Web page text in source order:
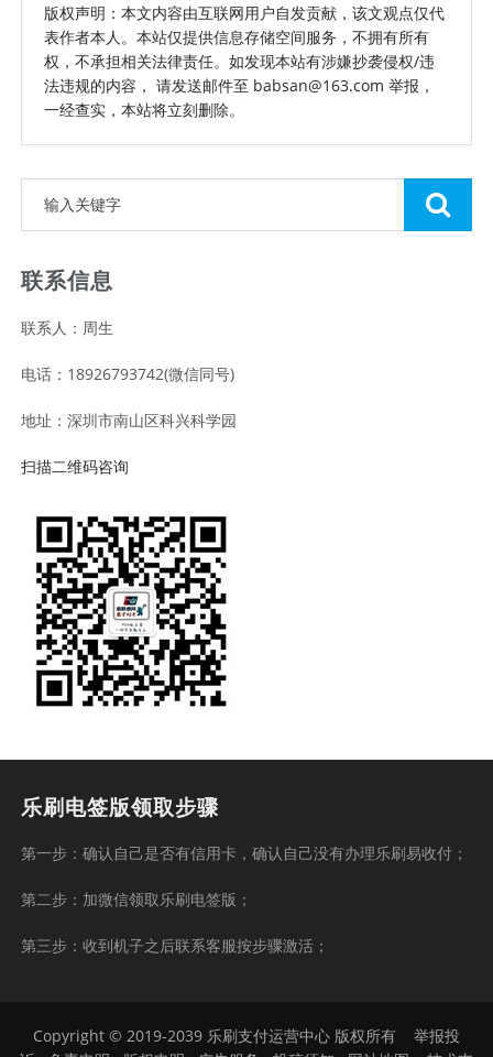
版权声明：本文内容由互联网用户自发贡献，该文观点仅代
表作者本人。本站仅提供信息存储空间服务，不拥有所有
权，不承担相关法律责任。如发现本站有涉嫌抄袭侵权/违
法违规的内容， 请发送邮件至 babsan@163.com 举报，
一经查实，本站将立刻删除。
联系信息
联系人：周生
电话：18926793742(微信同号)
地址：深圳市南山区科兴科学园
扫描二维码咨询
乐刷电签版领取步骤
第一步：确认自己是否有信用卡，确认自己没有办理乐刷易收付；
第二步：加微信领取乐刷电签版；
第三步：收到机子之后联系客服按步骤激活；
Copyright © 2019-2039 乐刷支付运营中心 版权所有 举报投